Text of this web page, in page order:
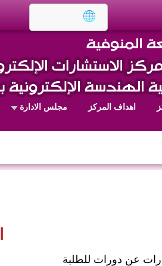
اهداف المركز مجلس الادارة
عن دورات للطلبة